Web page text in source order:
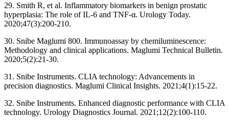
29. Smith R, et al. Inflammatory biomarkers in benign prostatic
hyperplasia: The role of IL-6 and TNF-α. Urology Today.
2020;47(3):200-210.
30. Snibe Maglumi 800. Immunoassay by chemiluminescence:
Methodology and clinical applications. Maglumi Technical Bulletin.
2020;5(2):21-30.
31. Snibe Instruments. CLIA technology: Advancements in
precision diagnostics. Maglumi Clinical Insights. 2021;4(1):15-22.
32. Snibe Instruments. Enhanced diagnostic performance with CLIA
technology. Urology Diagnostics Journal. 2021;12(2):100-110.